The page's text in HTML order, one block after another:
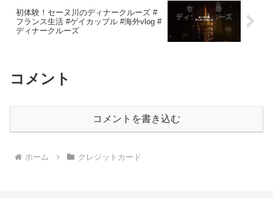
初体験！セーヌ川のディナークルーズ #
フランス生活 #ゲイカップル #海外vlog #
ディナークルーズ
コメント
コメントを書き込む
ホーム クレジットカード